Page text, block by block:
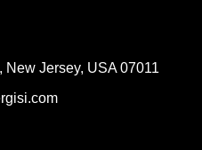
Jersey, USA 07011